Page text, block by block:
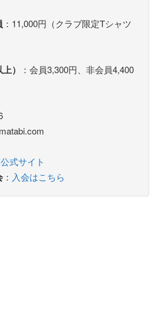
：11,000円（クラブ限定Tシャツ
）
：会員3,300円、非会員4,400
式サイト
： 入会はこちら